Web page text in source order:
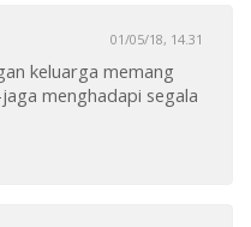
01/05/18, 14.31
keluarga memang
menghadapi segala